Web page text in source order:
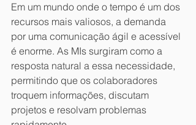
Em um mundo onde o tempo é um dos
recursos mais valiosos, a demanda
por uma comunicação ágil e acessível
é enorme. As MIs surgiram como a
resposta natural a essa necessidade,
permitindo que os colaboradores
troquem informações, discutam
projetos e resolvam problemas